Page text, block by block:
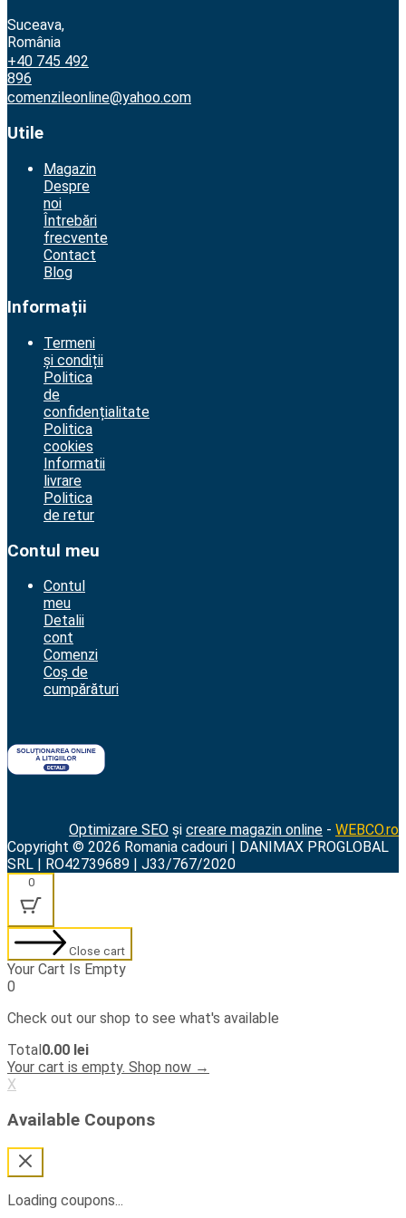
Suceava,
România
+40 745 492
896
comenzileonline@yahoo.com
Utile
Magazin
Despre
noi
Întrebări
frecvente
Contact
Blog
Informații
Termeni
și condiții
Politica
de
confidențialitate
Politica
cookies
Informatii
livrare
Politica
de retur
Contul meu
Contul
meu
Detalii
cont
Comenzi
Coș de
cumpărături
Optimizare SEO și creare magazin online - WEBCO.ro
Copyright © 2026 Romania cadouri | DANIMAX PROGLOBAL
SRL | RO42739689 | J33/767/2020
0
Close cart
Your Cart Is Empty
0
Check out our shop to see what's available
Cart
Total:
Total 0.00 lei
Your cart is empty. Shop now →
X
Available Coupons
Loading coupons...